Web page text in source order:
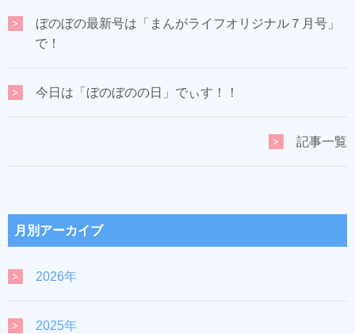
ぼのぼの最新号は「まんがライフオリジナル７月号」
で！
今日は「ぼのぼのの日」でぃす！！
記事一覧
月別アーカイブ
2026年
2025年